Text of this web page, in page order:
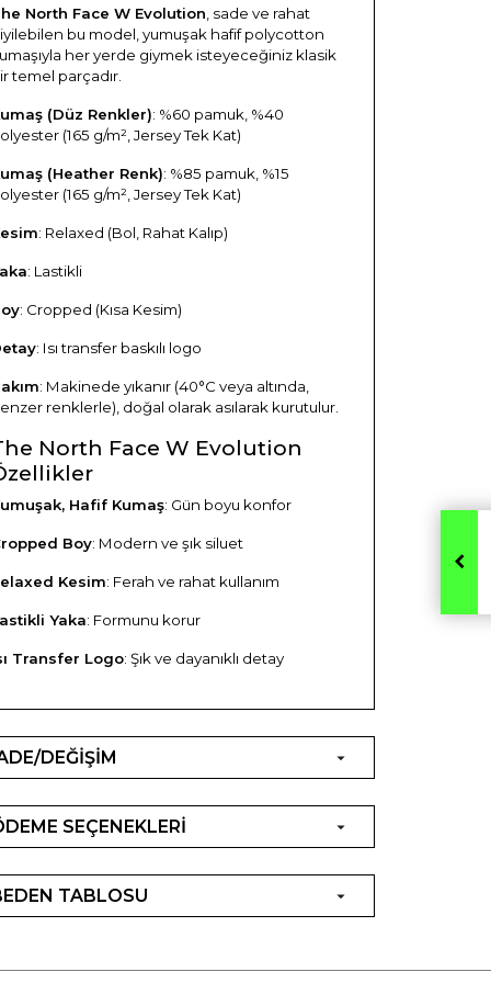
North Face W Evolution , sade ve rahat
bu model, yumuşak hafif polycotton
her yerde giymek isteyeceğiniz klasik
temel parçadır.
(Düz Renkler): %60 pamuk, %40
(165 g/m², Jersey Tek Kat)
(Heather Renk): %85 pamuk, %15
(165 g/m², Jersey Tek Kat)
: Relaxed (Bol, Rahat Kalıp)
: Lastikli
: Cropped (Kısa Kesim)
: Isı transfer baskılı logo
: Makinede yıkanır (40°C veya altında,
renklerle), doğal olarak asılarak kurutulur.
North Face W Evolution
Hafif Kumaş: Gün boyu konfor
Boy: Modern ve şık siluet
Kesim: Ferah ve rahat kullanım
Yaka: Formunu korur
Transfer Logo: Şık ve dayanıklı detay
DEĞİŞİM
SEÇENEKLERİ
TABLOSU